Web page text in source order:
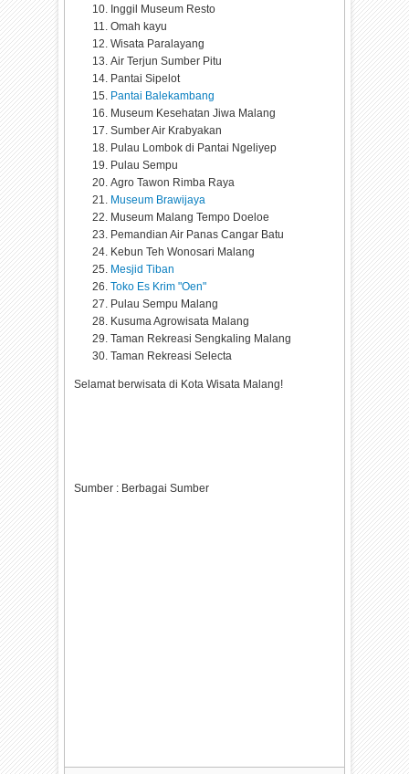
Inggil Museum Resto
Omah kayu
Wisata Paralayang
Air Terjun Sumber Pitu
Pantai Sipelot
Pantai Balekambang
Museum Kesehatan Jiwa Malang
Sumber Air Krabyakan
Pulau Lombok di Pantai Ngeliyep
Pulau Sempu
Agro Tawon Rimba Raya
Museum Brawijaya
Museum Malang Tempo Doeloe
Pemandian Air Panas Cangar Batu
Kebun Teh Wonosari Malang
Mesjid Tiban
Toko Es Krim "Oen"
Pulau Sempu Malang
Kusuma Agrowisata Malang
Taman Rekreasi Sengkaling Malang
Taman Rekreasi Selecta
Selamat berwisata di Kota Wisata Malang!
Sumber : Berbagai Sumber